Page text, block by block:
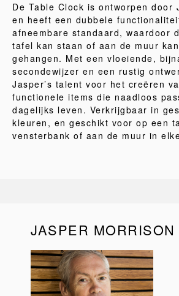
De Table Clock is ontworpen door
en heeft een dubbele
afneembare standaard, waardoor
tafel kan staan of aan de muur
gehangen. Met een vloeiende,
secondewijzer en een rustig
Jasper’s talent voor het creëren
functionele items die naadloos
dagelijks leven. Verkrijgbaar in
kleuren, en geschikt voor op een
vensterbank of aan de muur in
JASPER MORRISON